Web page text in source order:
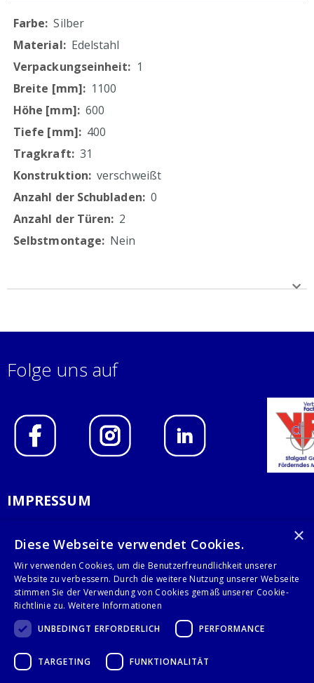
Mehr
Informationen
Silber
Edelstahl
1
1100
600
400
31
verschweißt
0
2
Nein
Folge uns auf
IMPRESSUM
AGB
KONTAKT
Stalgast GmbH
28359 Bremen
×
Diese Webseite verwendet Cookies.
Wir verwenden Cookies, um die Benutzerfreundlichkeit unserer
Website zu verbessern. Durch die weitere Nutzung unserer Webseite
stimmen Sie der Verwendung von Cookies gemäß unserer Cookie-
Richtlinie zu. Weitere Informationen
UNBEDINGT ERFORDERLICH
PERFORMANCE
TARGETING FUNKTIONALITÄT